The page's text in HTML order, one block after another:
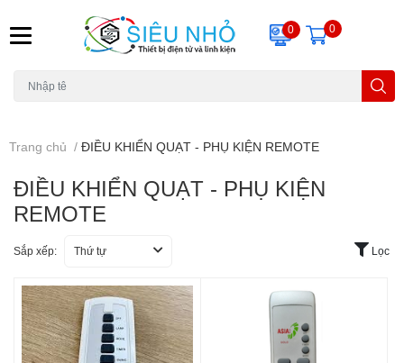
0 0
Trang chủ / ĐIỀU KHIỂN QUẠT - PHỤ KIỆN REMOTE
ĐIỀU KHIỂN QUẠT - PHỤ KIỆN
REMOTE
Sắp xếp: Thứ tự Lọc